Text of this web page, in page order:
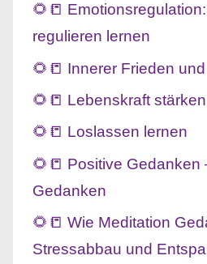
🌻📒
regulieren lernen
🌻📒 Innerer Frieden
🌻📒 Lebenskraft
🌻📒 Loslassen lernen
🌻📒 Positive Gedanken
Gedanken
🌻📒 Wie Meditation
Stressabbau und